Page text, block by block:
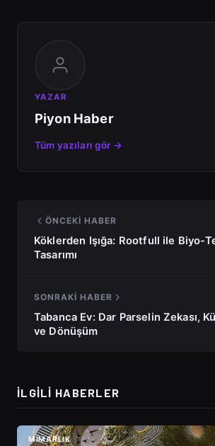
YAZAR
Piyon Haber
Tüm yazıları gör →
ÖNCEKI HABER
Köklerden Işığa: Rootfull ile Biyo-
Tasarımı
SONRAKI HABER
Tabanca Ev: Dar Parselin Zekası,
ve Dönüşüm
İLGILI HABERLER
MIMARLIK